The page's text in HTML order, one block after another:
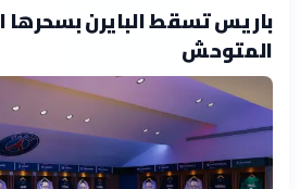
باريس تسقط البايرن
المتوحش